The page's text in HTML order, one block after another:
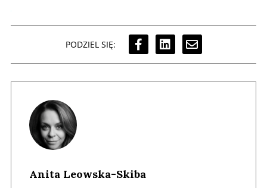
PODZIEL SIĘ:
Anita Leowska-Skiba